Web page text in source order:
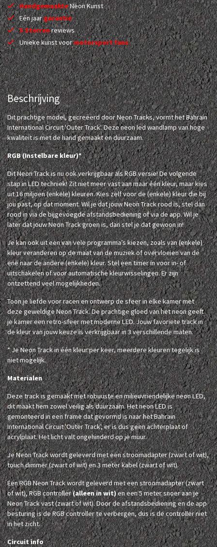
HandgemaakteNeon Kunst
Eén jaargarantie
5 Sterrenreviews
Unieke kunst voormotorsport fans
Beschrijving
Dit prachtige model, gecreëerd door Neon Tracks, vormt het Bahrain
International Circuit 'Outer Track'. Deze neon led wandlamp van hoge
kwaliteit is met de hand gemaakt en duurzaam.
RGB (Instelbare kleur)*
Dit Neon Track is nu ook verkrijgbaar als RGB versie! De volgende
stap in LED techniek! Zit niet meer vast aan maar één kleur, maar kies
uit 16 miljoen (enkele) kleuren. Kies zelf voor de (enkele) kleur die bij
jou past, op dat moment. Wil je dat jouw Neon Track rood is, stel dan
rood in via de bijgevoegde afstandsbediening of via de app. Wil je
later dat jouw Neon Track groen is, dan stel je dat gewoon in!
Je kan ook uit een van vele programma’s kiezen, zoals van (enkele)
kleur veranderen op de maat van de muziek of overvloeien van de
ene naar de andere (enkele) kleur. Stel een timer in voor in- of
uitschakelen of voor automatische kleurwisselingen. Er zijn
ontzettend veel mogelijkheden.
Toon je liefde voor racen en ontwerp de sfeer in elke kamer met
deze geweldige Neon Track. De prachtige gloed van het neon geeft
je kamer een retro-sfeer met moderne LED. Jouw favoriete track in
de kleur van jouw keuze is verkrijgbaar in 3 verschillende maten.
* Je Neon Track in één kleur per keer, meerdere kleuren tegelijk is
niet mogelijk.
Materialen
Deze track is gemaakt met robuuste en milieuvriendelijke neon LED,
dit maakt hem zowel veilig als duurzaam. Het neon LED is
gemonteerd in een frame dat gevormd is naar het Bahrain
International Circuit 'Outer Track', er is dus geen achterplaat of
acrylplaat. Het licht valt ongehinderd op je muur.
Je Neon Track wordt geleverd met een stroomadapter (zwart of wit),
touch dimmer (zwart of wit) en 3 meter kabel (zwart of wit).
Een RGB Neon Track wordt geleverd met een stroomadapter (zwart
of wit), RGB controller(alleen in wit)en een 5 meter snoer aan je
Neon Track vast (zwart of wit). Door de afstandsbediening en de app
besturing is de RGB controller te verbergen, dus is de controller niet
in het zicht.
Circuit info